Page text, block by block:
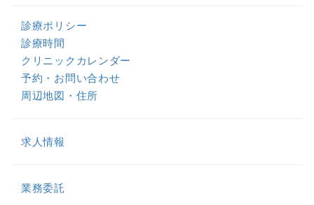
診療ポリシー
診療時間
クリニックカレンダー
予約・お問い合わせ
周辺地図・住所
求人情報
業務委託